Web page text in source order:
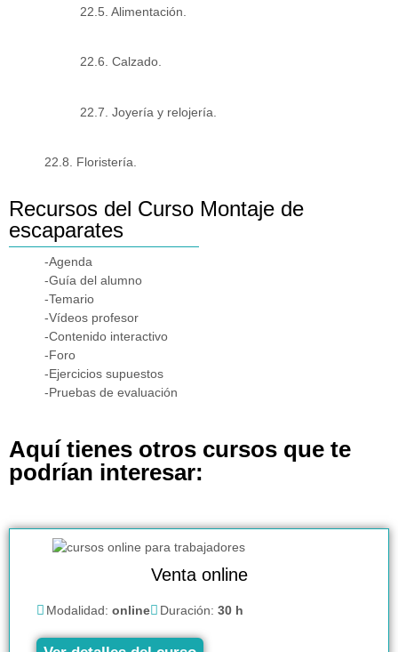
22.5. Alimentación.
22.6. Calzado.
22.7. Joyería y relojería.
22.8. Floristería.
Recursos del Curso Montaje de
escaparates
-Agenda
-Guía del alumno
-Temario
-Vídeos profesor
-Contenido interactivo
-Foro
-Ejercicios supuestos
-Pruebas de evaluación
Aquí tienes otros cursos que te
podrían interesar:
Venta online
Modalidad: online Duración: 30 h